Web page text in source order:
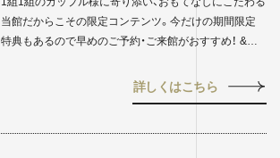
当館だからこその限定コンテンツ。今だけの期間限定
特典もあるので早めのご予約・ご来館がおすすめ！ &…
詳しくはこちら